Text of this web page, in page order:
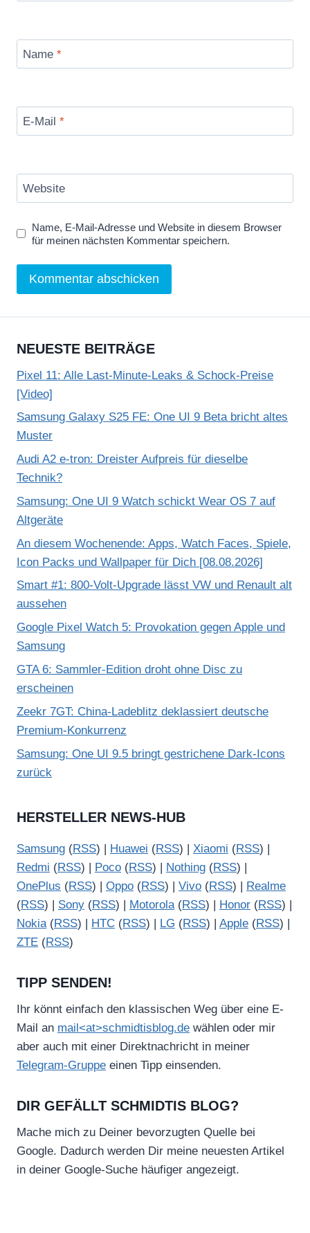
Name *
E-Mail *
Website
Name, E-Mail-Adresse und Website in diesem Browser
für meinen nächsten Kommentar speichern.
NEUESTE BEITRÄGE
Pixel 11: Alle Last-Minute-Leaks & Schock-Preise
[Video]
Samsung Galaxy S25 FE: One UI 9 Beta bricht altes
Muster
Audi A2 e-tron: Dreister Aufpreis für dieselbe
Technik?
Samsung: One UI 9 Watch schickt Wear OS 7 auf
Altgeräte
An diesem Wochenende: Apps, Watch Faces, Spiele,
Icon Packs und Wallpaper für Dich [08.08.2026]
Smart #1: 800-Volt-Upgrade lässt VW und Renault alt
aussehen
Google Pixel Watch 5: Provokation gegen Apple und
Samsung
GTA 6: Sammler-Edition droht ohne Disc zu
erscheinen
Zeekr 7GT: China-Ladeblitz deklassiert deutsche
Premium-Konkurrenz
Samsung: One UI 9.5 bringt gestrichene Dark-Icons
zurück
HERSTELLER NEWS-HUB
Samsung (RSS) | Huawei (RSS) | Xiaomi (RSS) |
Redmi (RSS) | Poco (RSS) | Nothing (RSS) |
OnePlus (RSS) | Oppo (RSS) | Vivo (RSS) |
Realme
(RSS) | Sony (RSS) | Motorola(RSS) | Honor (RSS) |
Nokia(RSS) | HTC (RSS) | LG (RSS) | Apple (RSS) |
ZTE (RSS)
TIPP SENDEN!
Ihr könnt einfach den klassischen Weg über eine E-
Mail an mail<at>schmidtisblog.de wählen oder mir
aber auch mit einer Direktnachricht in meiner
Telegram-Gruppe einen Tipp einsenden.
DIR GEFÄLLT SCHMIDTIS BLOG?
Mache mich zu Deiner bevorzugten Quelle bei
Google. Dadurch werden Dir meine neuesten Artikel
in deiner Google-Suche häufiger angezeigt.